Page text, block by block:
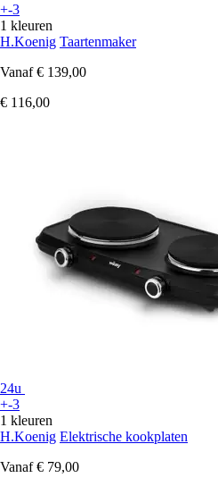
+-3
1 kleuren
H.Koenig Taartenmaker
Vanaf € 139,00
€ 116,00
24u
+-3
1 kleuren
H.Koenig Elektrische kookplaten
Vanaf € 79,00